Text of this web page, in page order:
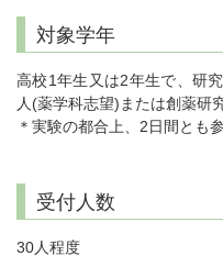
対象学年
高校1年生又は2年生で、研
人(薬学科志望)または創薬研
＊実験の都合上、2日間とも
受付人数
30人程度